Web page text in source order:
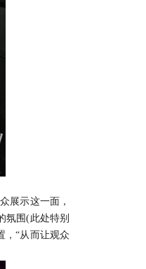
展示这一面，
氛围(此处特别
，“从而让观众